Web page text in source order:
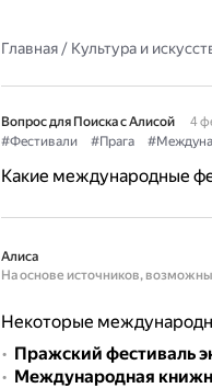
Главная/ Культура и
Вопрос для Поиска с Алисой
4
#Фестивали
#Прага
Какие международные
Алиса
На основе источников,
Некоторые
Пражский фестиваль
Международная